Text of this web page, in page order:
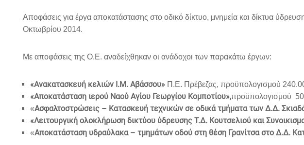
Αποφάσεις για έργα αποκατάστασης στο οδικό δίκτυο, μνημεία και δίκτυα
Οκτωβρίου 2014.
Με αποφάσεις της Ο.Ε. αναδείχθηκαν οι ανάδοχοι των παρακάτω έργων:
«Ανακατασκευή κελιών Ι.Μ. Αβάσσου» Π.Ε. Πρέβεζας, προϋπολογισμού
«Αποκατάσταση ιερού Ναού Αγίου Γεωργίου Κομποτίου»,προϋπολογισμού
«Ασφαλτοστρώσεις – Κατασκευή τεχνικών σε οδικά τμήματα των Δ.Δ.
«Λειτουργική ολοκλήρωση δικτύου ύδρευσης Τ.Δ. Κουτσελιού και
«Αποκατάσταση υδραύλακα – τμημάτων οδού στη θέση Γρανίτσα στο Δ.Δ.